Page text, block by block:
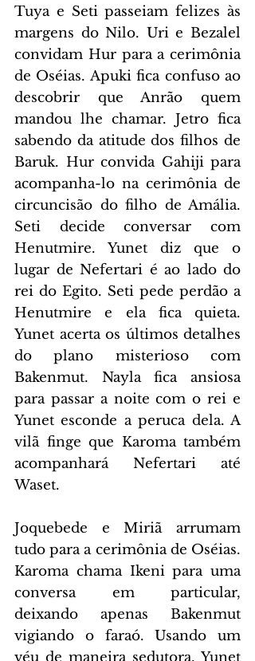
Tuya e Seti passeiam felizes às
margens do Nilo. Uri e Bezalel
convidam Hur para a cerimônia
de Oséias. Apuki fica confuso ao
descobrir que Anrão quem
mandou lhe chamar. Jetro fica
sabendo da atitude dos filhos de
Baruk. Hur convida Gahiji para
acompanha-lo na cerimônia de
circuncisão do filho de Amália.
Seti decide conversar com
Henutmire. Yunet diz que o
lugar de Nefertari é ao lado do
rei do Egito. Seti pede perdão a
Henutmire e ela fica quieta.
Yunet acerta os últimos detalhes
do plano misterioso com
Bakenmut. Nayla fica ansiosa
para passar a noite com o rei e
Yunet esconde a peruca dela. A
vilã finge que Karoma também
acompanhará Nefertari até
Waset.
Joquebede e Miriã arrumam
tudo para a cerimônia de Oséias.
Karoma chama Ikeni para uma
conversa em particular,
deixando apenas Bakenmut
vigiando o faraó. Usando um
véu de maneira sedutora, Yunet